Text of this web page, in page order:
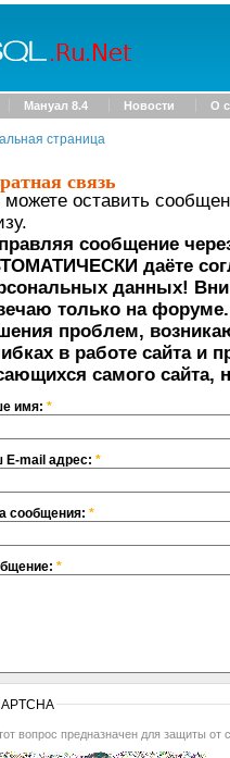
Мануал 8.4 Новости О
страница
связь
оставить
сообщение
даёте
данных!
только на
проблем,
в работе сайта и
самого сайта,
имя: *
E-mail адрес: *
сообщения: *
*
вопрос предназначен для защиты от